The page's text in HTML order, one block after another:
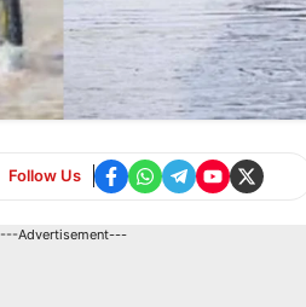
Follow Us
---Advertisement---